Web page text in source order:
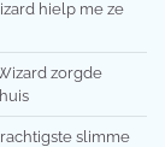
hielp me ze
zorgde
slimme